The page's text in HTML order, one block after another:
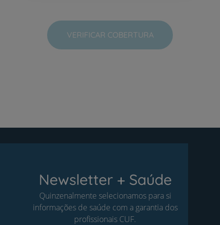
VERIFICAR COBERTURA
Newsletter + Saúde
Quinzenalmente selecionamos para si
informações de saúde com a garantia dos
profissionais CUF.